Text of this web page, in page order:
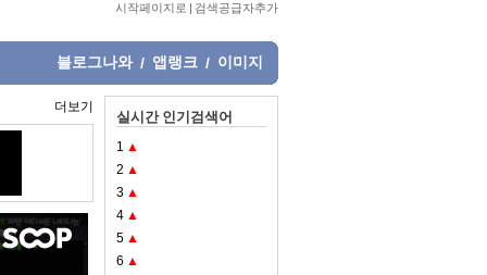
시작페이지로 | 검색공급자추가
블로그나와 / 앱랭크 / 이미지
더보기
실시간 인기검색어
1 ▲
2 ▲
3 ▲
4 ▲
5 ▲
6 ▲